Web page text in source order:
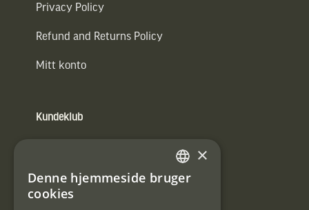
Privacy Policy
Refund and Returns Policy
Mitt konto
Kundeklub
E-
SWEDISH
×
Denne hjemmeside bruger
cookies